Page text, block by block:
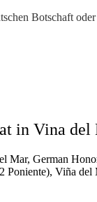
Botschaft
in Vina del
Mar, German
Poniente), Viña del